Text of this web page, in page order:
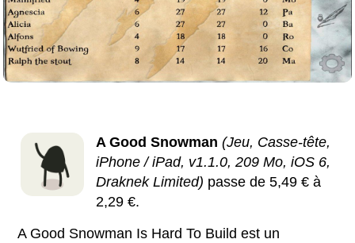
A Good Snowman (Jeu, Casse-tête,
iPhone / iPad, v1.1.0, 209 Mo, iOS 6,
Draknek Limited) passe de 5,49 € à
2,29 €.
A Good Snowman Is Hard To Build est un